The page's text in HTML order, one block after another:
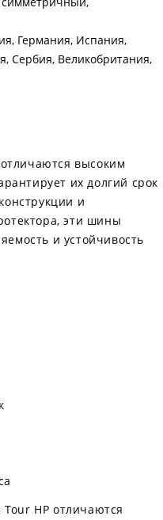
Германия, Испания,
Сербия, Великобритания,
высоким
их долгий срок
и
эти шины
и устойчивость
HP отличаются